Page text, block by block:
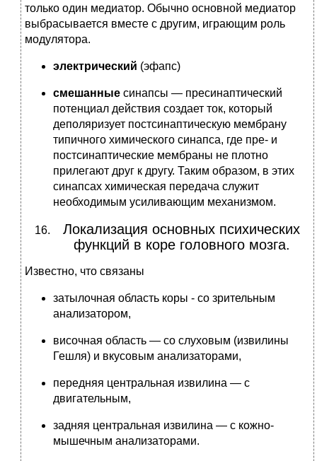
только один медиатор. Обычно основной медиатор
выбрасывается вместе с другим, играющим роль
модулятора.
электрический (эфапс)
смешанные синапсы — пресинаптический
потенциал действия создает ток, который
деполяризует постсинаптическую мембрану
типичного химического синапса, где пре- и
постсинаптические мембраны не плотно
прилегают друг к другу. Таким образом, в этих
синапсах химическая передача служит
необходимым усиливающим механизмом.
Локализация основных психических
функций в коре головного мозга.
Известно, что связаны
затылочная область коры - со зрительным
анализатором,
височная область — со слуховым (извилины
Гешля) и вкусовым анализаторами,
передняя центральная извилина — с
двигательным,
задняя центральная извилина — с кожно-
мышечным анализаторами.